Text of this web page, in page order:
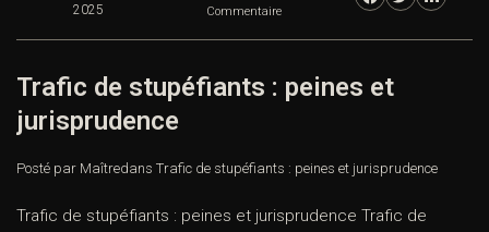
2025 Commentaire
Trafic de stupéfiants : peines et
jurisprudence
Posté par Maîtredans Trafic de stupéfiants : peines et jurisprudence
Trafic de stupéfiants : peines et jurisprudence Trafic de